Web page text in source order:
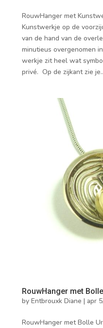
RouwHanger met
Kunstwerkje op de
van de hand van de
minutieus overgenomen
werkje zit heel wat
privé. Op de zijkant zie
RouwHanger met
by Entbrouxk Diane | apr
RouwHanger met Bolle